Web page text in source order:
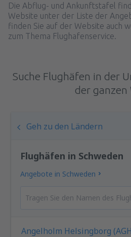
Die Abflug- und Ankunftstafel
Website unter der Liste der
finden Sie auf der Website auch
zum Thema Flughafenservice.
Suche Flughäfen in der
der ganzen
Geh zu den Ländern
Flughäfen in Schweden
Angebote in Schweden
Angelholm Helsingborg